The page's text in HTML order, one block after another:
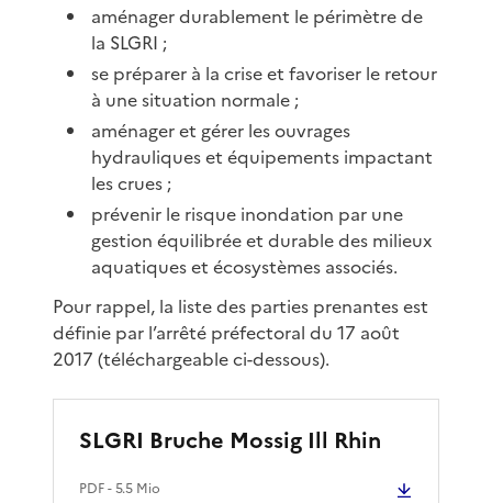
aménager durablement le périmètre de
la SLGRI ;
se préparer à la crise et favoriser le retour
à une situation normale ;
aménager et gérer les ouvrages
hydrauliques et équipements impactant
les crues ;
prévenir le risque inondation par une
gestion équilibrée et durable des milieux
aquatiques et écosystèmes associés.
Pour rappel, la liste des parties prenantes est
définie par l’arrêté préfectoral du 17 août
2017 (téléchargeable ci-dessous).
SLGRI Bruche Mossig Ill Rhin
PDF- 5.5 Mio